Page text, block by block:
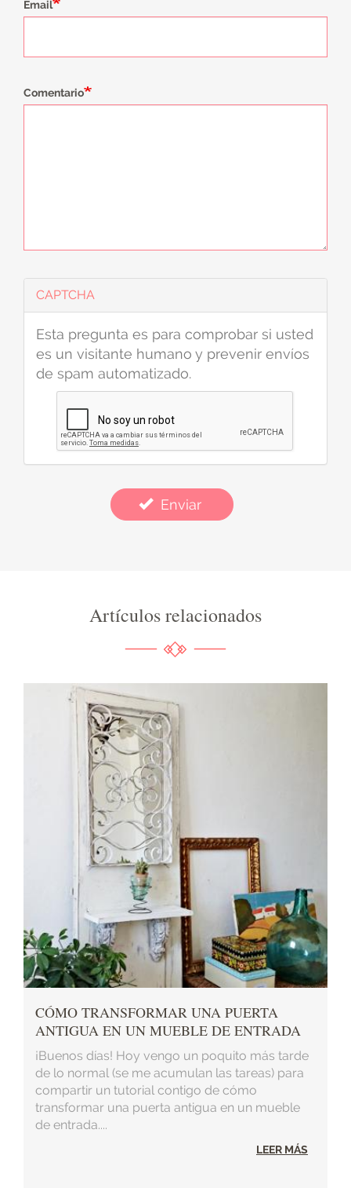
Email
Comentario
CAPTCHA
Esta pregunta es para comprobar si usted
es un visitante humano y prevenir envíos
de spam automatizado.
Enviar
Artículos relacionados
CÓMO TRANSFORMAR UNA PUERTA
ANTIGUA EN UN MUEBLE DE ENTRADA
¡Buenos días! Hoy vengo un poquito más tarde
de lo normal (se me acumulan las tareas) para
compartir un tutorial contigo de cómo
transformar una puerta antigua en un mueble
de entrada....
LEER MÁS